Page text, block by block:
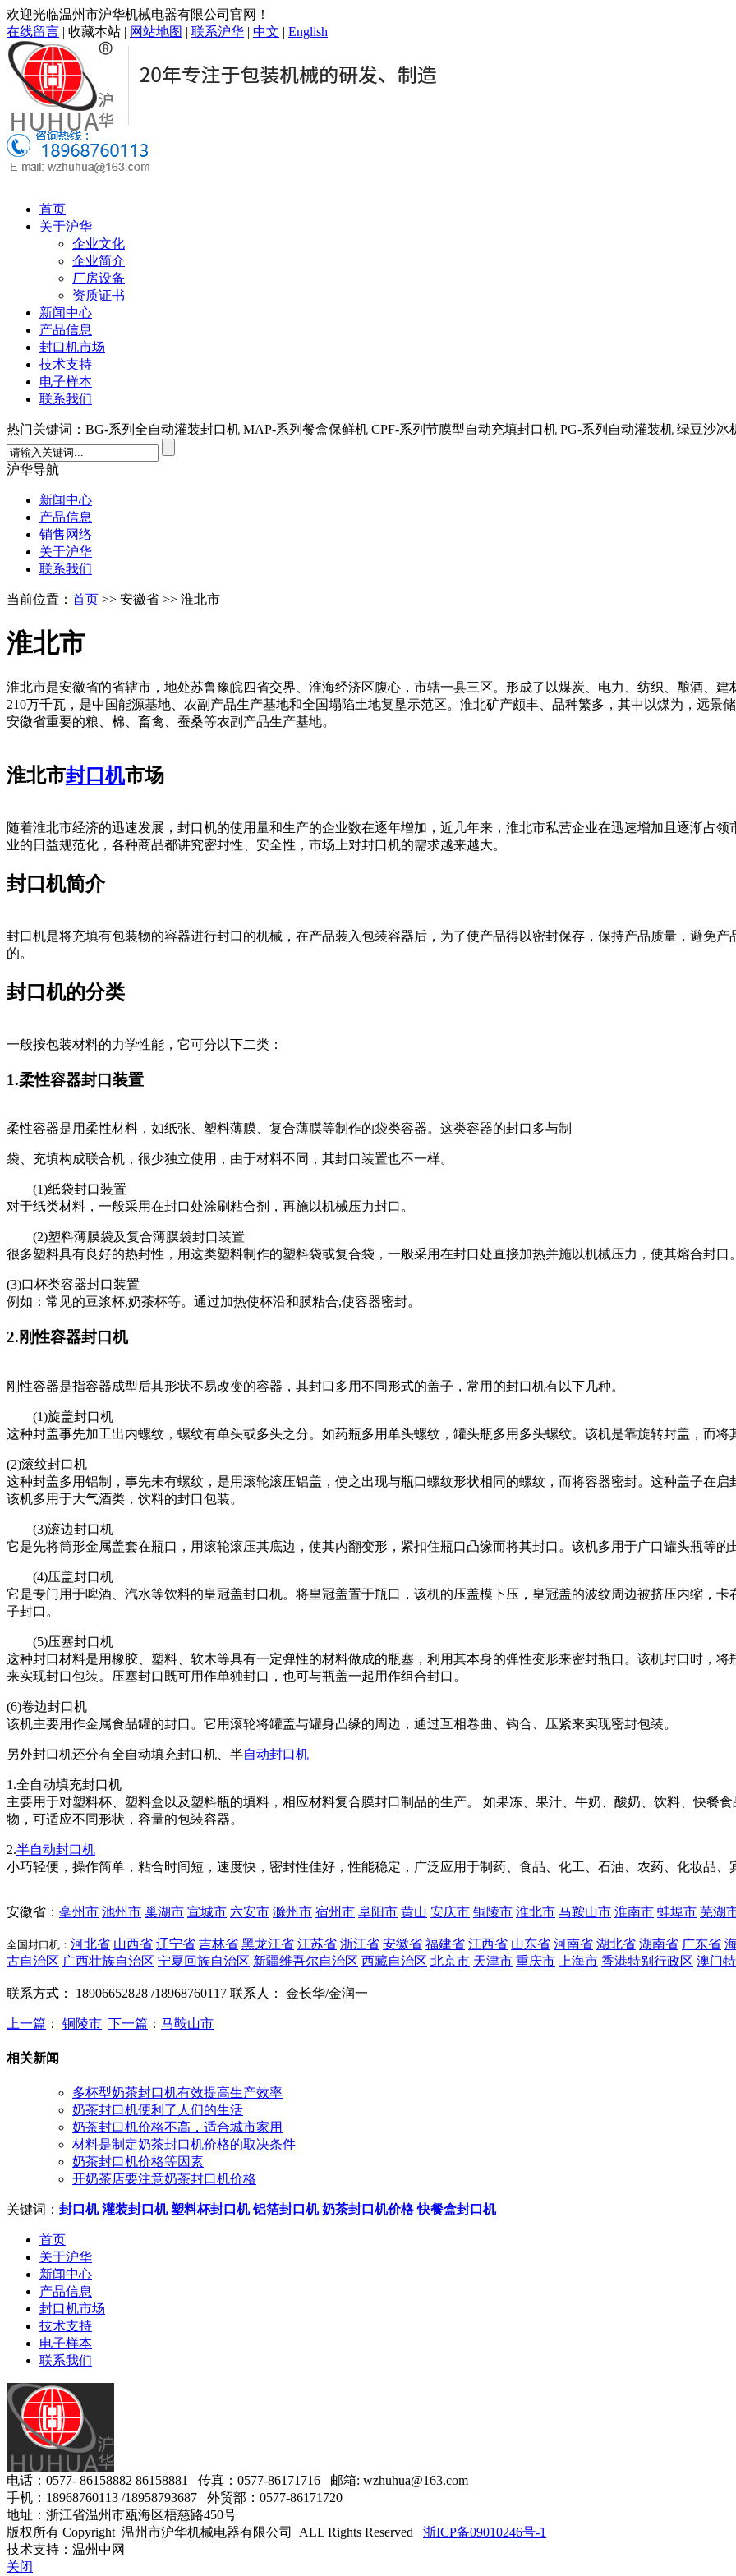
欢迎光临温州市沪华机械电器有限公司官网！
在线留言 | 收藏本站 | 网站地图 | 联系沪华 | 中文 | English
首页
关于沪华
企业文化
企业简介
厂房设备
资质证书
新闻中心
产品信息
封口机市场
技术支持
电子样本
联系我们
热门关键词：BG-系列全自动灌装封口机 MAP-系列餐盒保鲜机 CPF-系列节膜型自动充填封口机 PG-系列自动灌装机 绿豆沙冰
沪华导航
新闻中心
产品信息
销售网络
关于沪华
联系我们
当前位置： 首页 >> 安徽省 >> 淮北市
淮北市
淮北市是安徽省的省辖市，地处苏鲁豫皖四省交界、淮海经济区腹心，市辖一县三区。形成了以煤炭、电力、纺织、酿酒、
210万千瓦，是中国能源基地、农副产品生产基地和全国塌陷土地复垦示范区。淮北矿产颇丰、品种繁多，其中以煤为，远景
安徽省重要的粮、棉、畜禽、蚕桑等农副产品生产基地。
淮北市封口机市场
随着淮北市经济的迅速发展，封口机的使用量和生产的企业数在逐年增加，近几年来，淮北市私营企业在迅速增加且逐渐占
业的日益规范化，各种商品都讲究密封性、安全性，市场上对封口机的需求越来越大。
封口机简介
封口机是将充填有包装物的容器进行封口的机械，在产品装入包装容器后，为了使产品得以密封保存，保持产品质量，避免
的。
封口机的分类
一般按包装材料的力学性能，它可分以下二类：
1.柔性容器封口装置
柔性容器是用柔性材料，如纸张、塑料薄膜、复合薄膜等制作的袋类容器。这类容器的封口多与制
袋、充填构成联合机，很少独立使用，由于材料不同，其封口装置也不一样。
(1)纸袋封口装置
对于纸类材料，一般采用在封口处涂刷粘合剂，再施以机械压力封口。
(2)塑料薄膜袋及复合薄膜袋封口装置
很多塑料具有良好的热封性，用这类塑料制作的塑料袋或复合袋，一般采用在封口处直接加热并施以机械压力，使其熔合封口。
(3)口杯类容器封口装置
例如：常见的豆浆杯,奶茶杯等。通过加热使杯沿和膜粘合,使容器密封。
2.刚性容器封口机
刚性容器是指容器成型后其形状不易改变的容器，其封口多用不同形式的盖子，常用的封口机有以下几种。
(1)旋盖封口机
这种封盖事先加工出内螺纹，螺纹有单头或多头之分。如药瓶多用单头螺纹，罐头瓶多用多头螺纹。该机是靠旋转封盖，而将
(2)滚纹封口机
这种封盖多用铝制，事先未有螺纹，是用滚轮滚压铝盖，使之出现与瓶口螺纹形状相同的螺纹，而将容器密封。这种盖子在启
该机多用于大气酒类，饮料的封口包装。
(3)滚边封口机
它是先将筒形金属盖套在瓶口，用滚轮滚压其底边，使其内翻变形，紧扣住瓶口凸缘而将其封口。该机多用于广口罐头瓶等的
(4)压盖封口机
它是专门用于啤酒、汽水等饮料的皇冠盖封口机。将皇冠盖置于瓶口，该机的压盖模下压，皇冠盖的波纹周边被挤压内缩，
子封口。
(5)压塞封口机
这种封口材料是用橡胶、塑料、软木等具有一定弹性的材料做成的瓶塞，利用其本身的弹性变形来密封瓶口。该机封口时，
来实现封口包装。压塞封口既可用作单独封口，也可与瓶盖一起用作组合封口。
(6)卷边封口机
该机主要用作金属食品罐的封口。它用滚轮将罐盖与罐身凸缘的周边，通过互相卷曲、钩合、压紧来实现密封包装。
另外封口机还分有全自动填充封口机、半自动封口机
1.全自动填充封口机
主要用于对塑料杯、塑料盒以及塑料瓶的填料，相应材料复合膜封口制品的生产。 如果冻、果汁、牛奶、酸奶、饮料、快餐
物，可适应不同形状，容量的包装容器。
2.半自动封口机
小巧轻便，操作简单，粘合时间短，速度快，密封性佳好，性能稳定，广泛应用于制药、食品、化工、石油、农药、化妆品、
安徽省 ： 亳州市 池州市 巢湖市 宣城市 六安市 滁州市 宿州市 阜阳市 黄山 安庆市 铜陵市 淮北市 马鞍山市 淮南市 蚌埠市 芜湖
全国封口机： 河北省 山西省 辽宁省 吉林省 黑龙江省 江苏省 浙江省 安徽省 福建省 江西省 山东省 河南省 湖北省 湖南省 广东省
古自治区 广西壮族自治区 宁夏回族自治区 新疆维吾尔自治区 西藏自治区 北京市 天津市 重庆市 上海市 香港特别行政区 澳门
联系方式： 18906652828 /18968760117 联系人： 金长华/金润一
上一篇 ： 铜陵市 下一篇 ： 马鞍山市
相关新闻
多杯型奶茶封口机有效提高生产效率
奶茶封口机便利了人们的生活
奶茶封口机价格不高，适合城市家用
材料是制定奶茶封口机价格的取决条件
奶茶封口机价格等因素
开奶茶店要注意奶茶封口机价格
关键词： 封口机 灌装封口机 塑料杯封口机 铝箔封口机 奶茶封口机价格 快餐盒封口机
首页
关于沪华
新闻中心
产品信息
封口机市场
技术支持
电子样本
联系我们
电话：0577- 86158882 86158881 传真：0577-86171716 邮箱: wzhuhua@163.com
手机：18968760113 /18958793687 外贸部：0577-86171720
地址：浙江省温州市瓯海区梧慈路450号
版权所有 Copyright 温州市沪华机械电器有限公司 ALL Rights Reserved 浙ICP备09010246号-1
技术支持：温州中网
关闭